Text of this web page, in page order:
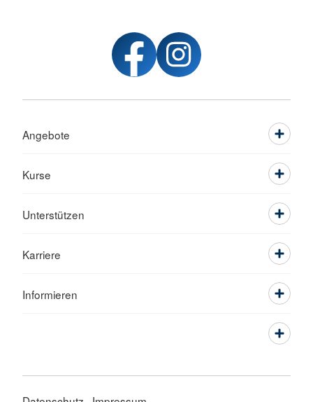
Angebote
Kurse
Unterstützen
Karriere
Informieren